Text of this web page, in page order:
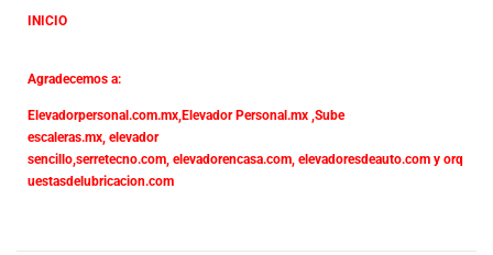
INICIO
Agradecemos a:
Elevadorpersonal.com.mx,Elevador Personal.mx ,Sube
escaleras.mx, elevador
sencillo,serretecno.com, elevadorencasa.com, elevadoresdeauto.com y orq
uestasdelubricacion.com